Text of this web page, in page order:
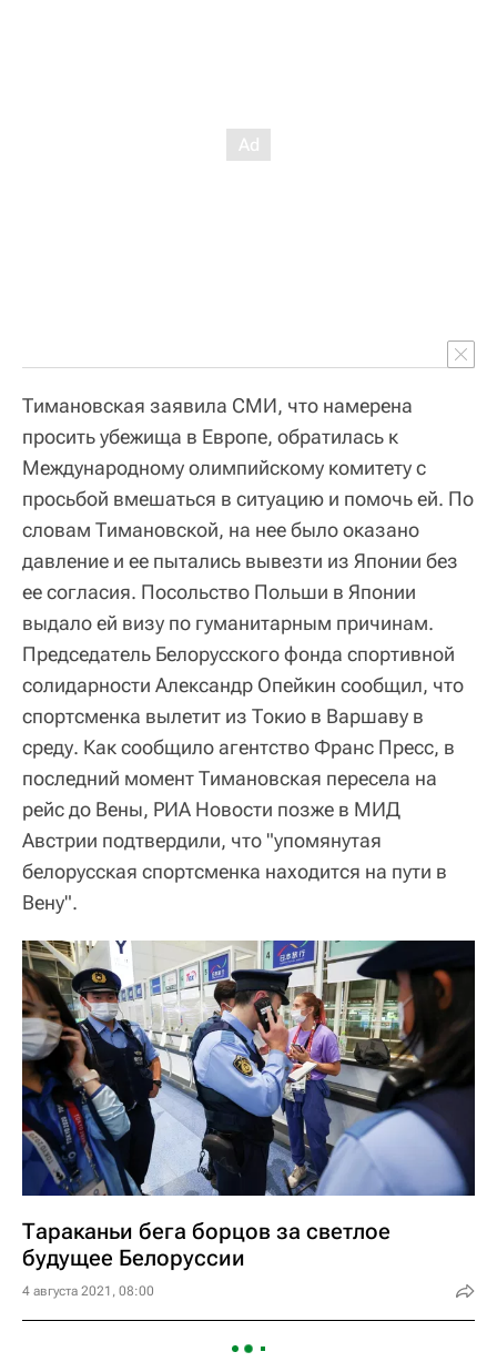
Тимановская заявила СМИ, что намерена
просить убежища в Европе, обратилась к
Международному олимпийскому комитету с
просьбой вмешаться в ситуацию и помочь ей. По
словам Тимановской, на нее было оказано
давление и ее пытались вывезти из Японии без
ее согласия. Посольство Польши в Японии
выдало ей визу по гуманитарным причинам.
Председатель Белорусского фонда спортивной
солидарности Александр Опейкин сообщил, что
спортсменка вылетит из Токио в Варшаву в
среду. Как сообщило агентство Франс Пресс, в
последний момент Тимановская пересела на
рейс до Вены, РИА Новости позже в МИД
Австрии подтвердили, что "упомянутая
белорусская спортсменка находится на пути в
Вену".
Тараканьи бега борцов за светлое
будущее Белоруссии
4 августа 2021, 08:00